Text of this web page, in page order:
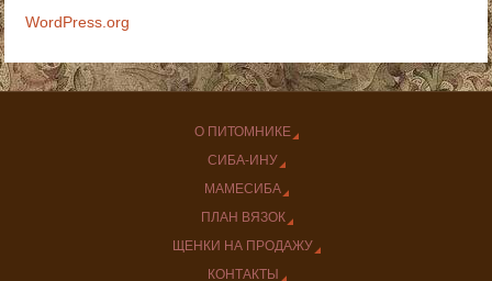
WordPress.org
О ПИТОМНИКЕ
СИБА-ИНУ
МАМЕСИБА
ПЛАН ВЯЗОК
ЩЕНКИ НА ПРОДАЖУ
КОНТАКТЫ